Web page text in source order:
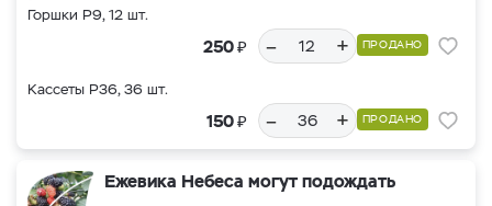
Горшки Р9, 12 шт.
250₽ – + ПРОДАНО
Кассеты Р36, 36 шт.
150₽ – + ПРОДАНО
Ежевика Небеса могут подождать